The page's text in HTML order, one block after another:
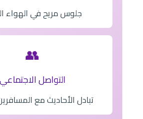
جلوس مريح في الهواء
👥
التواصل الاجتماعي
تبادل الأحاديث مع